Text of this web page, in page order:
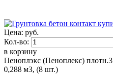
Цена: руб.
Кол-во:
в корзину
Пеноплэкс (Пеноплекс)
0,288 м3, (8 шт.)